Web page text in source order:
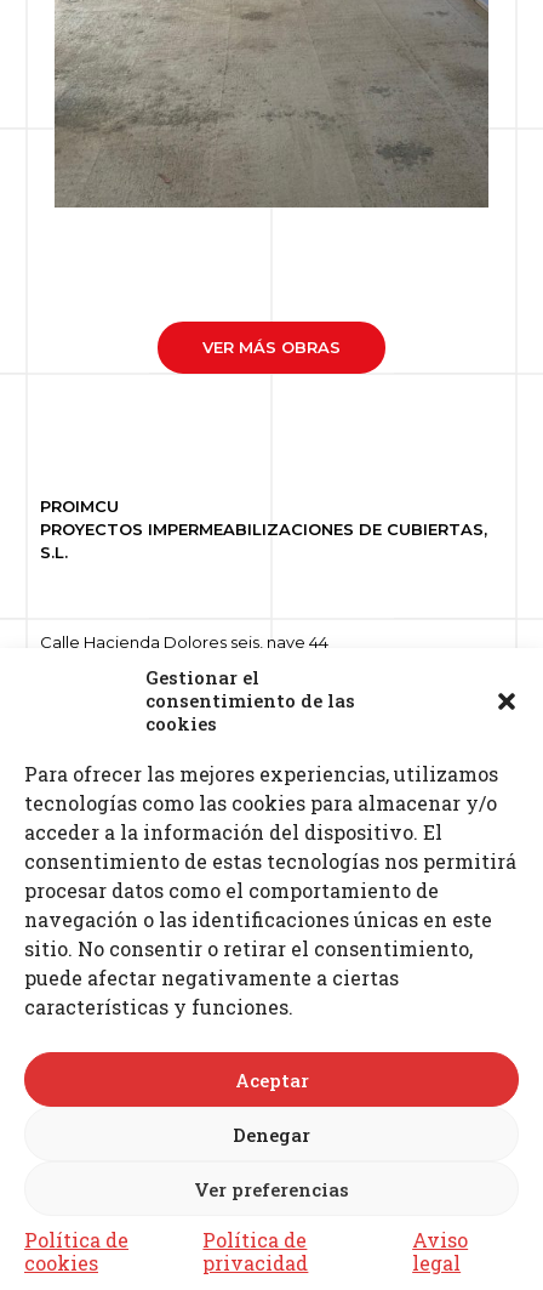
Gestionar el
consentimiento de las
cookies
Para ofrecer las mejores experiencias, utilizamos
tecnologías como las cookies para almacenar y/o
acceder a la información del dispositivo. El
consentimiento de estas tecnologías nos permitirá
procesar datos como el comportamiento de
navegación o las identificaciones únicas en este
sitio. No consentir o retirar el consentimiento,
puede afectar negativamente a ciertas
características y funciones.
Aceptar
Denegar
Ver preferencias
Política de
cookies
Política de
privacidad
Aviso
legal
VER MÁS OBRAS
PROIMCU
PROYECTOS IMPERMEABILIZACIONES DE CUBIERTAS,
S.L.
Calle Hacienda Dolores seis, nave 44
41500 Alcalá de Guadaíra, Sevilla
Teléfonos: 955 632 261 · 687 521 972
Fax: 955 630 797
E-mail: info @proimcu.com
Política de cookies (UE)